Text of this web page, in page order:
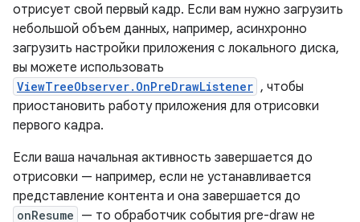
отрисует свой первый кадр. Если вам нужно загрузить
небольшой объем данных, например, асинхронно
загрузить настройки приложения с локального диска,
вы можете использовать
ViewTreeObserver.OnPreDrawListener , чтобы
приостановить работу приложения для отрисовки
первого кадра.
Если ваша начальная активность завершается до
отрисовки — например, если не устанавливается
представление контента и она завершается до
onResume — то обработчик события pre-draw не